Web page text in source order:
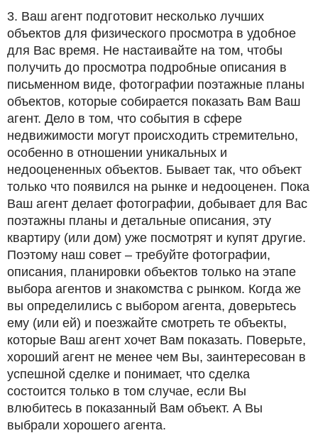
3. Ваш агент подготовит несколько лучших
объектов для физического просмотра в удобное
для Вас время. Не настаивайте на том, чтобы
получить до просмотра подробные описания в
письменном виде, фотографии поэтажные планы
объектов, которые собирается показать Вам Ваш
агент. Дело в том, что события в сфере
недвижимости могут происходить стремительно,
особенно в отношении уникальных и
недооцененных объектов. Бывает так, что объект
только что появился на рынке и недооценен. Пока
Ваш агент делает фотографии, добывает для Вас
поэтажны планы и детальные описания, эту
квартиру (или дом) уже посмотрят и купят другие.
Поэтому наш совет – требуйте фотографии,
описания, планировки объектов только на этапе
выбора агентов и знакомства с рынком. Когда же
вы определились с выбором агента, доверьтесь
ему (или ей) и поезжайте смотреть те объекты,
которые Ваш агент хочет Вам показать. Поверьте,
хороший агент не менее чем Вы, заинтересован в
успешной сделке и понимает, что сделка
состоится только в том случае, если Вы
влюбитесь в показанный Вам объект. А Вы
выбрали хорошего агента.